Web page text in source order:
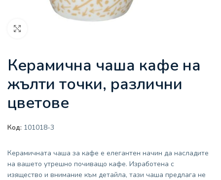
Керамична чаша кафе на
жълти точки, различни
цветове
Код: 101018-3
Керамичната чаша за кафе е елегантен начин да насладите
на вашето утрешно почиващо кафе. Изработена с
изящество и внимание към детайла, тази чаша предлага не